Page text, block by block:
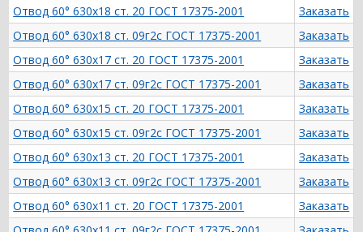
Отвод 60° 630х18 ст. 20 ГОСТ 17375-2001
Заказать
Отвод 60° 630х18 ст. 09г2с ГОСТ 17375-2001
Заказать
Отвод 60° 630х17 ст. 20 ГОСТ 17375-2001
Заказать
Отвод 60° 630х17 ст. 09г2с ГОСТ 17375-2001
Заказать
Отвод 60° 630х15 ст. 20 ГОСТ 17375-2001
Заказать
Отвод 60° 630х15 ст. 09г2с ГОСТ 17375-2001
Заказать
Отвод 60° 630х13 ст. 20 ГОСТ 17375-2001
Заказать
Отвод 60° 630х13 ст. 09г2с ГОСТ 17375-2001
Заказать
Отвод 60° 630х11 ст. 20 ГОСТ 17375-2001
Заказать